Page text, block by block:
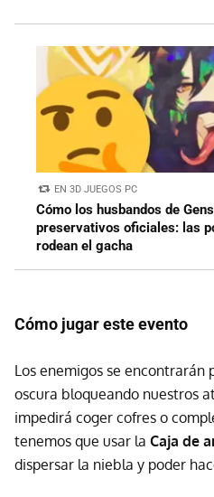
EN 3D JUEGOS PC
Cómo los husbandos de
preservativos oficiales: las
rodean el gacha
Cómo jugar este evento
Los enemigos se encontrarán
oscura bloqueando nuestros
impedirá coger cofres o
tenemos que usar la Caja de
dispersar la niebla y poder